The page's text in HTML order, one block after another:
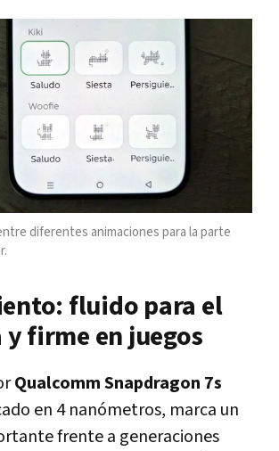
diferentes animaciones para la parte
fluido para el
y firme en juegos
Qualcomm Snapdragon 7s
en 4 nanómetros, marca un
frente a generaciones